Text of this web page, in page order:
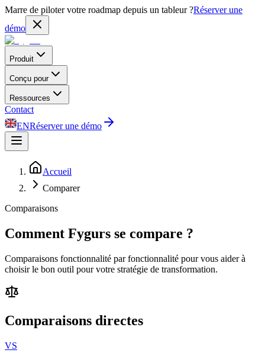
Marre de piloter votre roadmap depuis un tableur ?Réserver une
démo
Produit
Conçu pour
Ressources
Contact
ENRéserver une démo
Accueil
Comparer
Comparaisons
Comment Fygurs se compare ?
Comparaisons fonctionnalité par fonctionnalité pour vous aider à
choisir le bon outil pour votre stratégie de transformation.
Comparaisons directes
VS